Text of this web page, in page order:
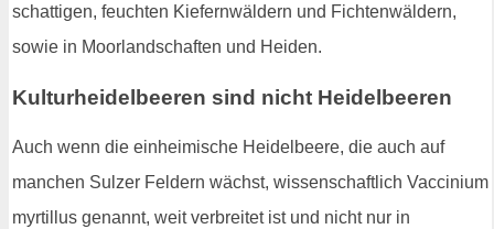
schattigen, feuchten Kiefernwäldern und Fichtenwäldern,
sowie in Moorlandschaften und Heiden.
Kulturheidelbeeren sind nicht Heidelbeeren
Auch wenn die einheimische Heidelbeere, die auch auf
manchen Sulzer Feldern wächst, wissenschaftlich Vaccinium
myrtillus genannt, weit verbreitet ist und nicht nur in